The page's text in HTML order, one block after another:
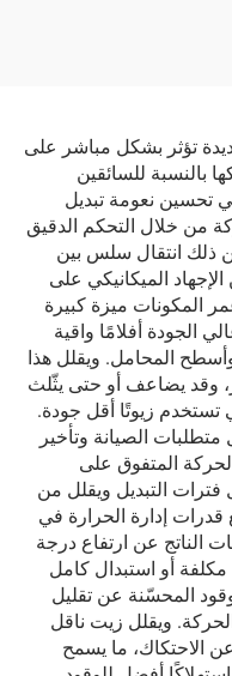
تؤثر بشكل مباشر على
بالنسبة للسائقين
تحسين نعومة تبديل
من خلال التحكم الدقيق
ذلك انتقال سلس بين
الميكانيكي على
المكونات ميزة كبيرة
الجودة أفلامًا واقية
المحامل. ويقلل هذا
وقد يضاعف أو حتى يثّلث
تستخدم زيوتًا أقل جودة.
الصيانة وتأخير
المتفوق على
التبديل ويقلل من
إدارة الحرارة في
الناتج عن ارتفاع درجة
أو استبدال كامل
المحسّنة عن تقليل
ويقلل زيت ناقل
الاحتكاك، ما يسمح